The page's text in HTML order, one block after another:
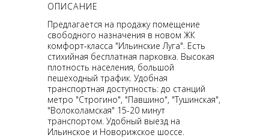
ОПИСАНИЕ
Предлагается на продажу помещение
свободного назначения в новом ЖК
комфорт-класса "Ильинские Луга". Есть
стихийная бесплатная парковка. Высокая
плотность населения, большой
пешеходный трафик. Удобная
транспортная доступность: до станций
метро "Строгино", "Павшино", "Тушинская",
"Волоколамская" 15-20 минут
транспортом. Удобный выезд на
Ильинское и Новорижское шоссе.